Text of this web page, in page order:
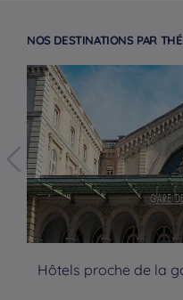
NOS DESTINATIONS PAR
Hôtels proche de la
Hotels in Amsterdam